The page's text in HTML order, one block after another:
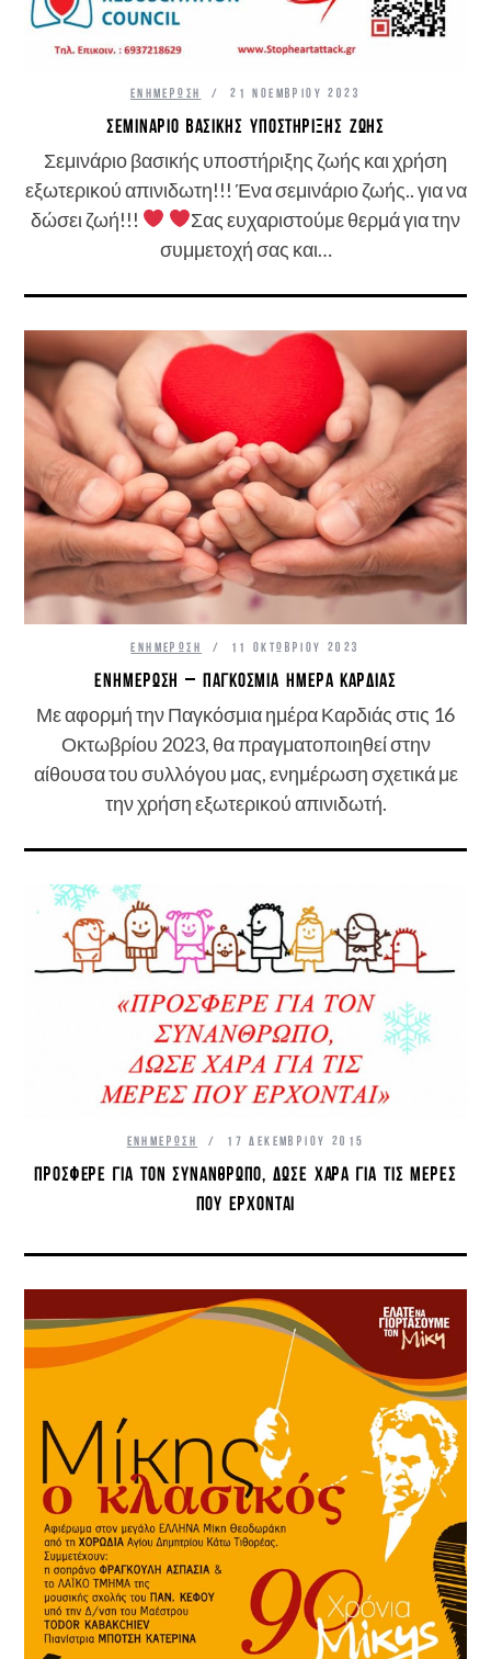
ΕΝΗΜΈΡΩΣΗ 21 ΝΟΕΜΒΡΊΟΥ 2023
ΣΕΜΙΝΆΡΙΟ ΒΑΣΙΚΉΣ ΥΠΟΣΤΉΡΙΞΗΣ ΖΩΉΣ
Σεμινάριο βασικής υποστήριξης ζωής και χρήση
εξωτερικού απινιδωτη!!! Ένα σεμινάριο ζωής.. για να
δώσει ζωή!!!
Σας ευχαριστούμε θερμά για την
συμμετοχή σας και…
ΕΝΗΜΈΡΩΣΗ 11 ΟΚΤΩΒΡΊΟΥ 2023
ΕΝΗΜΈΡΩΣΗ – ΠΑΓΚΟΣΜΙΑ ΗΜΈΡΑ ΚΑΡΔΙΆΣ
Με αφορμή την Παγκόσμια ημέρα Καρδιάς στις 16
Οκτωβρίου 2023, θα πραγματοποιηθεί στην
αίθουσα του συλλόγου μας, ενημέρωση σχετικά με
την χρήση εξωτερικού απινιδωτή.
ΕΝΗΜΈΡΩΣΗ 17 ΔΕΚΕΜΒΡΊΟΥ 2015
ΠΡΌΣΦΕΡΕ ΓΙΑ ΤΟΝ ΣΥΝΆΝΘΡΩΠΟ, ΔΏΣΕ ΧΑΡΆ ΓΙΑ ΤΙΣ ΜΈΡΕΣ
ΠΟΥ ΈΡΧΟΝΤΑΙ